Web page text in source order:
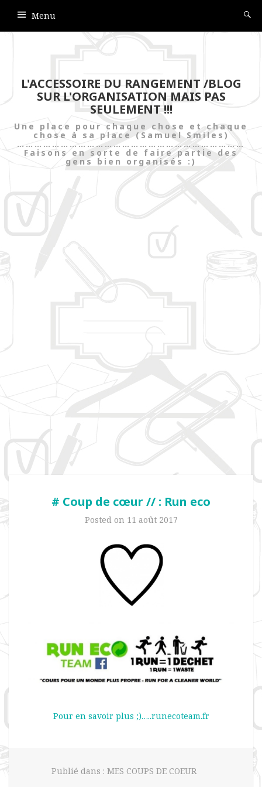
Menu
L'ACCESSOIRE DU RANGEMENT /BLOG
SUR L'ORGANISATION MAIS PAS
SEULEMENT !!!
Une place pour chaque chose et chaque
chose à sa place (Samuel Smiles)
……………………………………………………………………
Faisons en sorte de faire partie des
gens bien organisés :)
# Coup de cœur // : Run eco
Posted on 11 août 2017
Pour en savoir plus ;)…..runecoteam.fr
Publié dans : MES COUPS DE COEUR